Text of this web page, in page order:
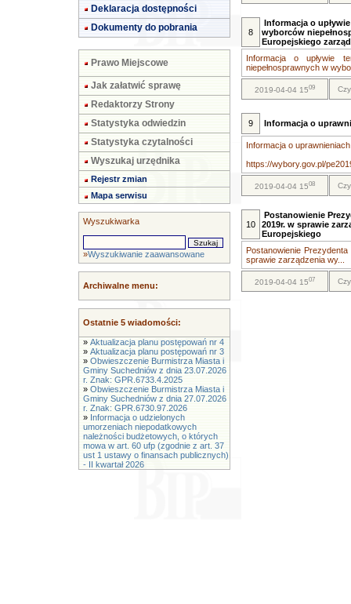
Deklaracja dostępności
Dokumenty do pobrania
Prawo Miejscowe
Jak załatwić sprawę
Redaktorzy Strony
Statystyka odwiedzin
Statystyka czytalności
Wyszukaj urzędnika
Rejestr zmian
Mapa serwisu
Wyszukiwarka
»Wyszukiwanie zaawansowane
Archiwalne menu:
Ostatnie 5 wiadomości:
» Aktualizacja planu postępowań nr 4
» Aktualizacja planu postępowań nr 3
» Obwieszczenie Burmistrza Miasta i
Gminy Suchedniów z dnia 23.07.2026
r. Znak: GPR.6733.4.2025
» Obwieszczenie Burmistrza Miasta i
Gminy Suchedniów z dnia 27.07.2026
r. Znak: GPR.6730.97.2026
» Informacja o udzielonych
umorzeniach niepodatkowych
należności budżetowych, o których
mowa w art. 60 ufp (zgodnie z art. 37
ust 1 ustawy o finansach publicznych)
- II kwartał 2026
8
Informacja o
wyborców
Europejskiego
Informacja o upływie
niepełnosprawnych w
2019-04-04 1509
9 Informacja o
Informacja o
https://wybory.gov.pl/
2019-04-04 1508
10
Postanowienie
2019r. w sprawie
Europejskiego
Postanowienie
sprawie zarządzenia wy...
2019-04-04 1507